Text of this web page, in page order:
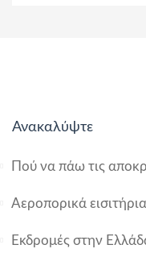
Ανακαλύψτε
Πού να πάω τις
Αεροπορικά εισιτήρια
Εκδρομές στην